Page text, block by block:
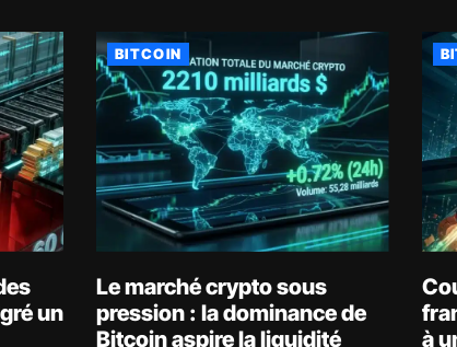
un
BITCOIN
Le marché crypto sous
pression : la dominance de
Bitcoin aspire la liquidité
à